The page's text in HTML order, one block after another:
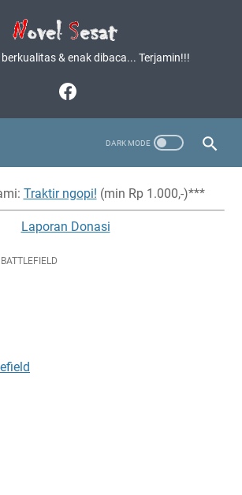
& enak dibaca... Terjamin!!!
Traktir ngopi! (min Rp 1.000,-)***
Laporan Donasi